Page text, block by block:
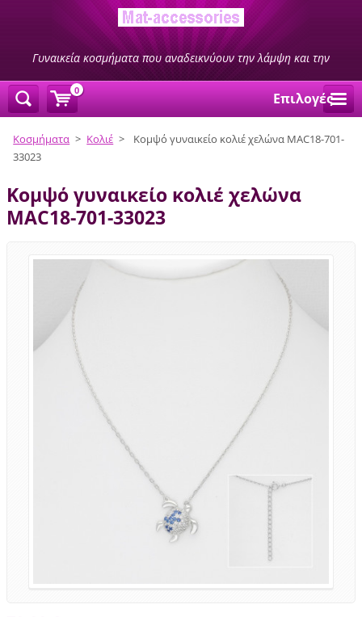
Γυναικεία κοσμήματα που αναδεικνύουν την λάμψη και την
ομορφιά σας
Επιλογές
Κοσμήματα > Κολιέ >
Κομψό γυναικείο κολιέ χελώνα MAC18-701-
33023
Κομψό γυναικείο κολιέ χελώνα
MAC18-701-33023
0